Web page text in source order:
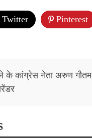
Twitter Pinterest
के कांग्रेस नेता अरुण गौतम